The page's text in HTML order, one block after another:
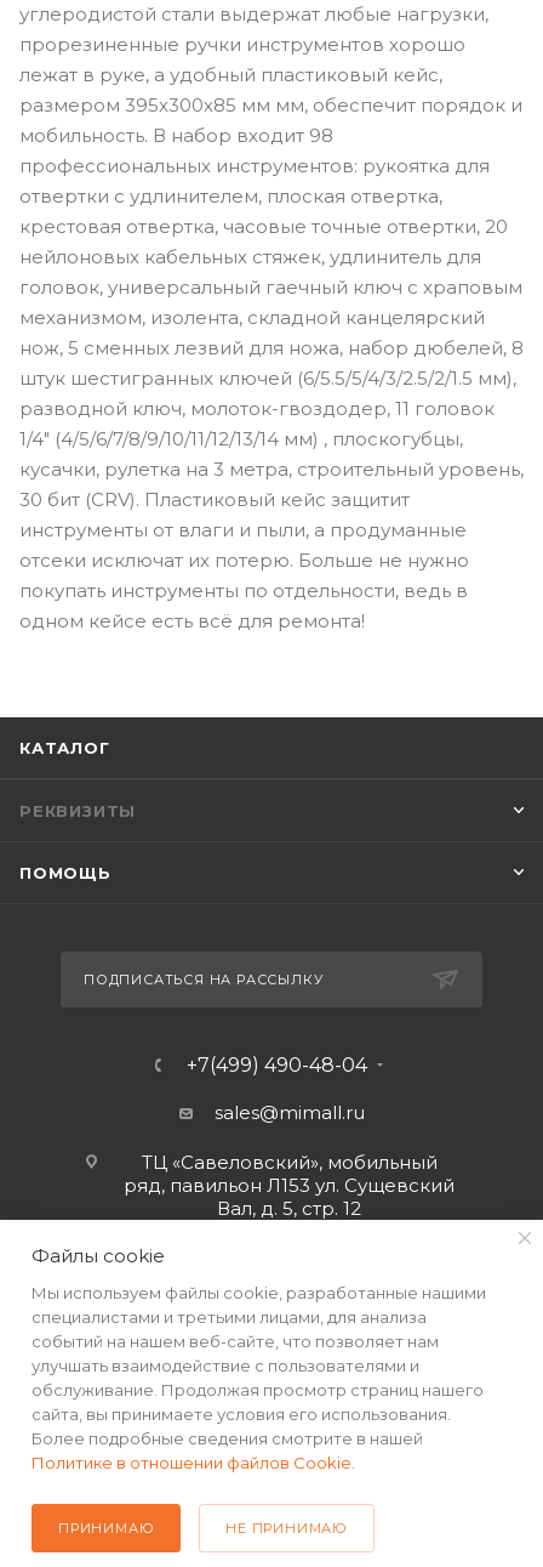
углеродистой стали выдержат любые нагрузки,
прорезиненные ручки инструментов хорошо
лежат в руке, а удобный пластиковый кейс,
размером 395х300х85 мм мм, обеспечит порядок и
мобильность. В набор входит 98
профессиональных инструментов: рукоятка для
отвертки с удлинителем, плоская отвертка,
крестовая отвертка, часовые точные отвертки, 20
нейлоновых кабельных стяжек, удлинитель для
головок, универсальный гаечный ключ с храповым
механизмом, изолента, складной канцелярский
нож, 5 сменных лезвий для ножа, набор дюбелей, 8
штук шестигранных ключей (6/5.5/5/4/3/2.5/2/1.5 мм),
разводной ключ, молоток-гвоздодер, 11 головок
1/4" (4/5/6/7/8/9/10/11/12/13/14 мм) , плоскогубцы,
кусачки, рулетка на 3 метра, строительный уровень,
30 бит (CRV). Пластиковый кейс защитит
инструменты от влаги и пыли, а продуманные
отсеки исключат их потерю. Больше не нужно
покупать инструменты по отдельности, ведь в
одном кейсе есть всё для ремонта!
КАТАЛОГ
РЕКВИЗИТЫ
ПОМОЩЬ
ПОДПИСАТЬСЯ НА РАССЫЛКУ
+7(499) 490-48-04
sales@mimall.ru
ТЦ «Савеловский», мобильный
ряд, павильон Л153 ул. Сущевский
Вал, д. 5, стр. 12
2026 © Интернет-магазин MiMall® • Не является публичной
офертой • 2026 г.
Файлы cookie
Мы используем файлы cookie, разработанные нашими
специалистами и третьими лицами, для анализа
событий на нашем веб-сайте, что позволяет нам
улучшать взаимодействие с пользователями и
обслуживание. Продолжая просмотр страниц нашего
сайта, вы принимаете условия его использования.
Более подробные сведения смотрите в нашей
Политике в отношении файлов Cookie
ПРИНИМАЮ НЕ ПРИНИМАЮ